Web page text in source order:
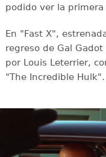
podido ver la
En "Fast X",
regreso de Gal
por Louis Leterrier,
"The Incredible Hulk".